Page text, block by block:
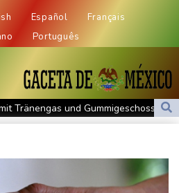
Español
Français
Português
Tränengas und Gummigeschossen
vorerst nicht nachsteuern - Kritik